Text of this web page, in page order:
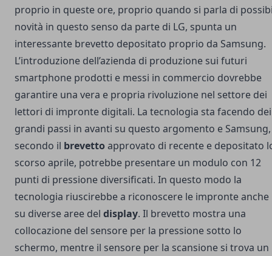
proprio in queste ore, proprio quando si parla di
novità in questo senso da parte di LG, spunta un
interessante brevetto depositato proprio da Samsung.
L’introduzione dell’azienda di produzione sui futuri
smartphone prodotti e messi in commercio dovrebbe
garantire una vera e propria rivoluzione nel settore dei
lettori di impronte digitali. La tecnologia sta facendo dei
grandi passi in avanti su questo argomento e Samsung,
secondo il brevetto approvato di recente e depositato
scorso aprile, potrebbe presentare un modulo con 12
punti di pressione diversificati. In questo modo la
tecnologia riuscirebbe a riconoscere le impronte anche
su diverse aree del display. Il brevetto mostra una
collocazione del sensore per la pressione sotto lo
schermo, mentre il sensore per la scansione si trova un